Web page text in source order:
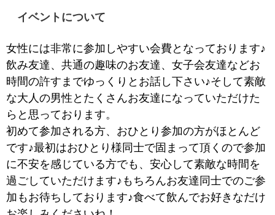
イベントについて
女性には非常に参加しやすい会費となっております♪
飲み友達、共通の趣味のお友達、女子会友達などお
時間の許すまでゆっくりとお話し下さい♪そして素敵
な大人の男性とたくさんお友達になっていただけた
らと思っております。
初めて参加される方、おひとり参加の方がほとんど
です♪最初はおひとり様同士で固まって頂くので参加
に不安を感じている方でも、安心して素敵な時間を
過ごしていただけます♪もちろんお友達同士でのご参
加もお待ちしております♪食べて飲んでお好きなだけ